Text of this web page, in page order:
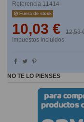
Referencia 11414
Fuera de stock
10,03 € 12,53
Impuestos incluidos
NO TE LO PIENSES